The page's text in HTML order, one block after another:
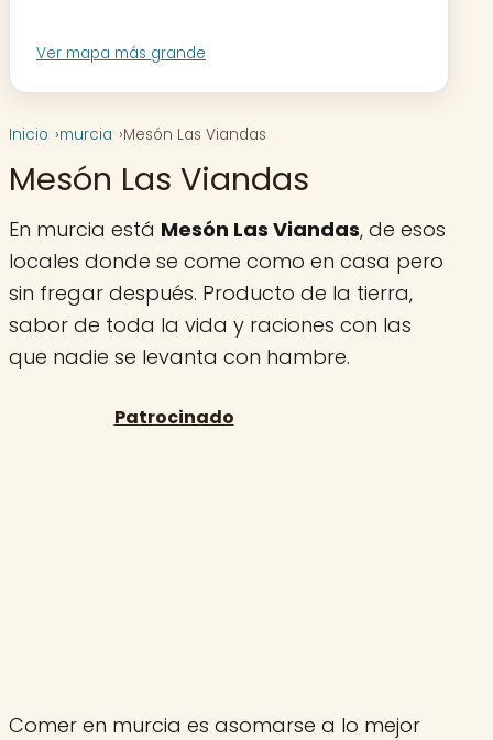
Ver mapa más grande
Inicio murcia Mesón Las Viandas
Mesón Las Viandas
En murcia está Mesón Las Viandas, de esos
locales donde se come como en casa pero
sin fregar después. Producto de la tierra,
sabor de toda la vida y raciones con las
que nadie se levanta con hambre.
Comer en murcia es asomarse a lo mejor